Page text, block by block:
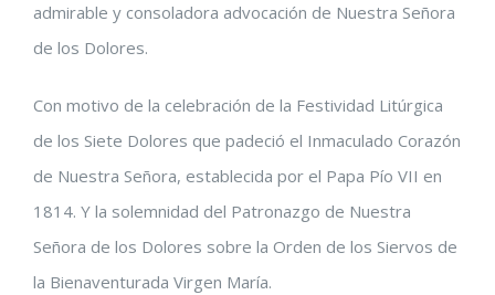
admirable y consoladora advocación de Nuestra Señora
de los Dolores.
Con motivo de la celebración de la Festividad Litúrgica
de los Siete Dolores que padeció el Inmaculado Corazón
de Nuestra Señora, establecida por el Papa Pío VII en
1814. Y la solemnidad del Patronazgo de Nuestra
Señora de los Dolores sobre la Orden de los Siervos de
la Bienaventurada Virgen María.